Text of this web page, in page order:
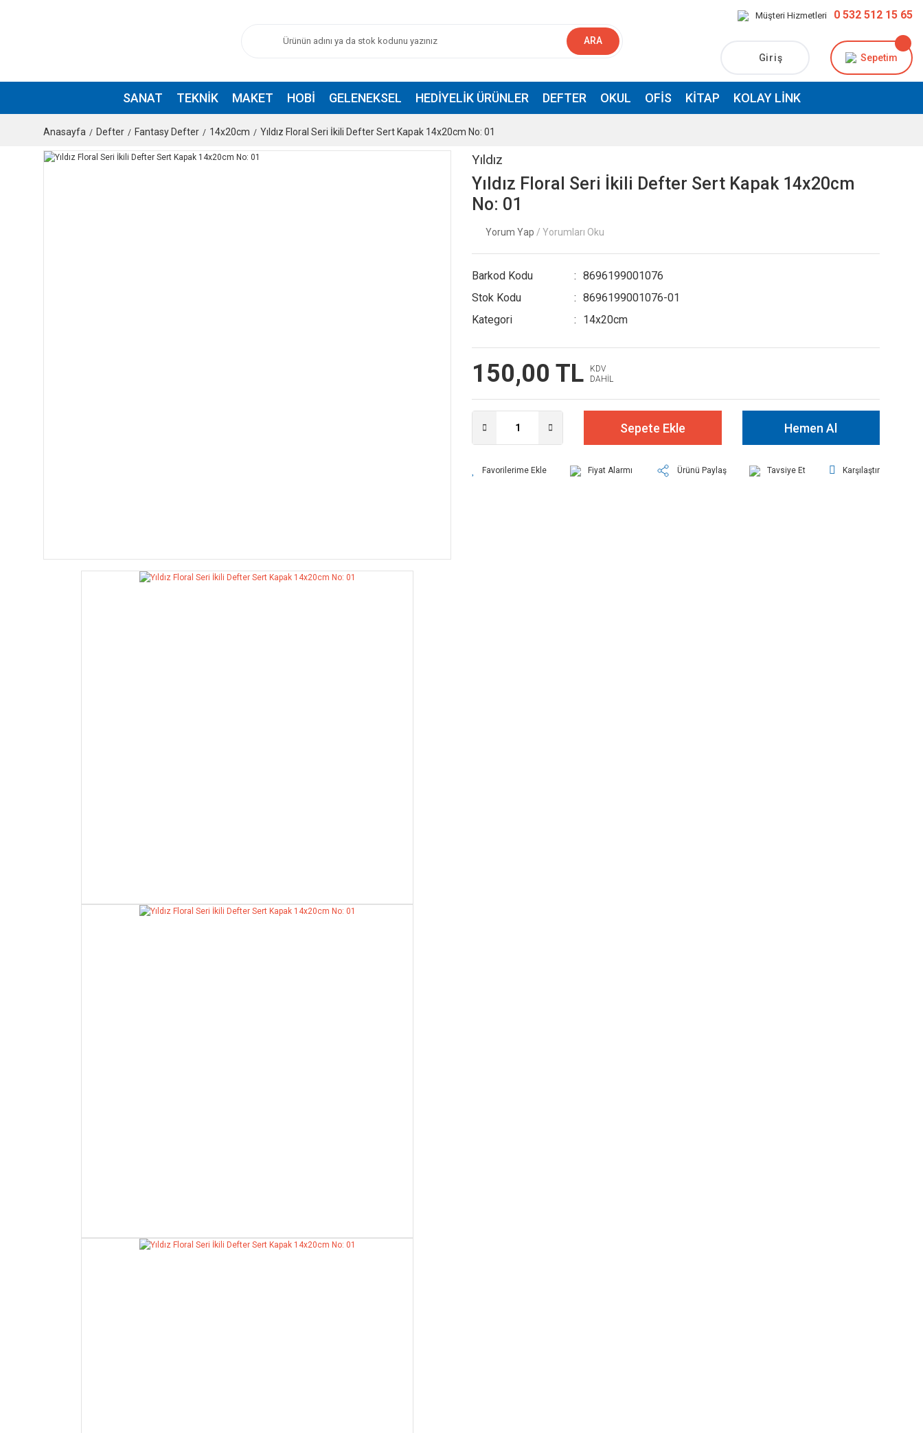
ARA
Müşteri Hizmetleri 0 532 512 15 65
Giriş Sepetim
SANAT TEKNIK MAKET HOBI GELENEKSEL HEDIYELIK ÜRÜNLER DEFTER OKUL OFIS KITAP KOLAY LINK
Anasayfa Defter Fantasy Defter 14x20cm Yıldız Floral Seri İkili Defter Sert Kapak 14x20cm No: 01
Yıldız
Yıldız Floral Seri İkili Defter Sert Kapak 14x20cm
No: 01
Yorum Yap / Yorumları Oku
Barkod Kodu
8696199001076
Stok Kodu
8696199001076-01
Kategori
14x20cm
150,00 TL
KDV
DAHİL
Sepete Ekle Hemen Al
Fiyat Alarmı Ürünü Paylaş Tavsiye Et Karşılaştır